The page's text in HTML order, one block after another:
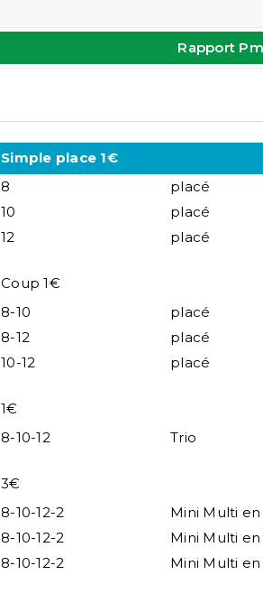
Rapport
Simple place 1€
8
placé
10
placé
12
placé
Coup 1€
8-10
placé
8-12
placé
10-12
placé
1€
8-10-12
Trio
3€
8-10-12-2
Mini Multi
8-10-12-2
Mini Multi en
8-10-12-2
Mini Multi en